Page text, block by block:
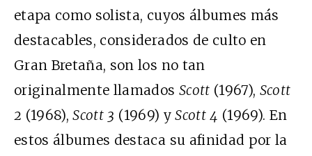
etapa como solista, cuyos álbumes más
destacables, considerados de culto en
Gran Bretaña, son los no tan
originalmente llamados Scott (1967), Scott
2 (1968),Scott 3 (1969) yScott 4 (1969). En
estos álbumes destaca su afinidad por la